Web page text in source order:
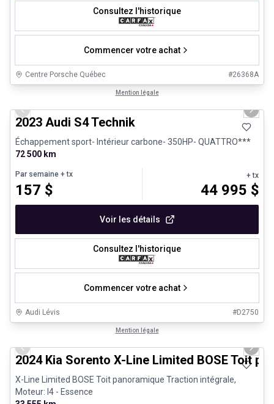
Consultez l'historique
Commencer votre achat
Centre Porsche Québec #26368A
Mention légale
Véhicules d'occasion certifiés
Previous slide Next
2023 Audi S4 Technik
Échappement sport- Intérieur carbone- 350HP- QUATTRO***
72 500 km
Par semaine + tx
157 $
+ tx
44 995 $
Voir les détails
Consultez l'historique
Commencer votre achat
Audi Lévis #D2750
Mention légale
Previous slide Next
2024 Kia Sorento X-Line Limited BOSE Toit
X-Line Limited BOSE Toit panoramique Traction intégrale,
Moteur: I4 - Essence